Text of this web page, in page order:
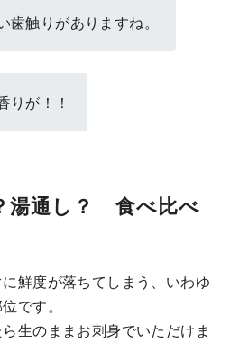
歯触りがありますね。
りが！！
湯通し？ 食べ比べ
鮮度が落ちてしまう、いわゆ
です。
生のままお刺身でいただけま